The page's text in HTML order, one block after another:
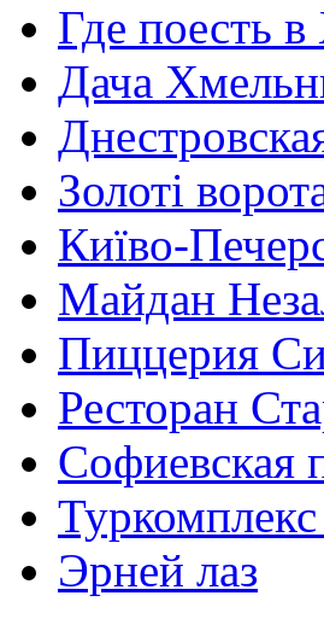
Где поесть
Дача
Золоті
Київо-
Майдан
Пиццерия
Ресторан
Софиевская
Эрней лаз